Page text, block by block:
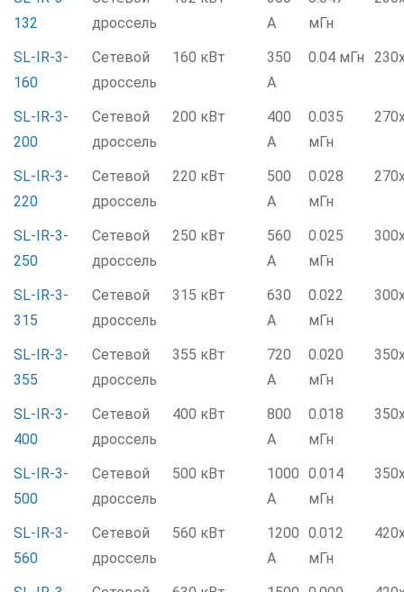
132
дроссель
А
мГн
SL-IR-3-
160
Сетевой
дроссель
160 кВт
350
А
0.04 мГн
SL-IR-3-
200
Сетевой
дроссель
200 кВт
400
А
0.035
мГн
SL-IR-3-
220
Сетевой
дроссель
220 кВт
500
А
0.028
мГн
SL-IR-3-
250
Сетевой
дроссель
250 кВт
560
А
0.025
мГн
SL-IR-3-
315
Сетевой
дроссель
315 кВт
630
А
0.022
мГн
SL-IR-3-
355
Сетевой
дроссель
355 кВт
720
А
0.020
мГн
SL-IR-3-
400
Сетевой
дроссель
400 кВт
800
А
0.018
мГн
SL-IR-3-
500
Сетевой
дроссель
500 кВт
1000
А
0.014
мГн
SL-IR-3-
560
Сетевой
дроссель
560 кВт
1200
А
0.012
мГн